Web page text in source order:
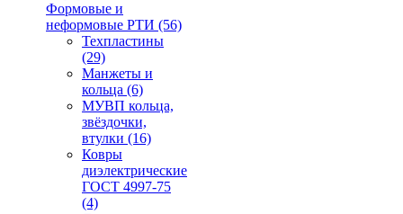
Формовые и
неформовые РТИ (56)
Техпластины
(29)
Манжеты и
кольца (6)
МУВП кольца,
звёздочки,
втулки (16)
Ковры
диэлектрические
ГОСТ 4997-75
(4)